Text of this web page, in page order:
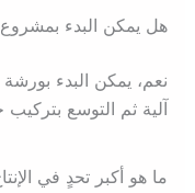
هل يمكن البدء
نعم، يمكن البدء
آلية ثم التوسع بتركيب
ما هو أكبر تحدٍ في